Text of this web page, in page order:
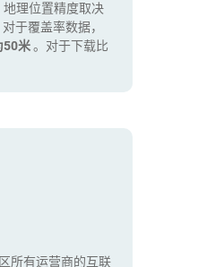
理位置精度取决
于覆盖率数据，
50米。对于下载比
所有运营商的互联